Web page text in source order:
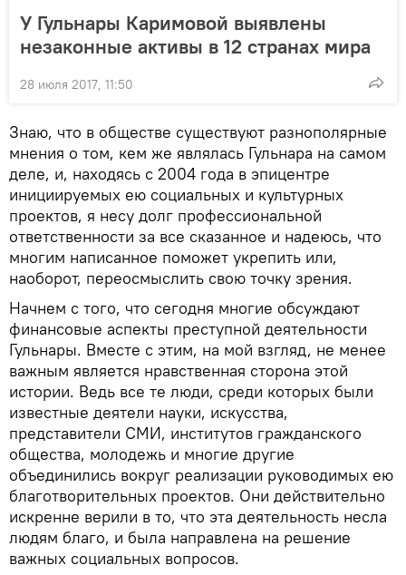
У Гульнары Каримовой выявлены
незаконные активы в 12 странах мира
28 июля 2017, 11:50
Знаю, что в обществе существуют разнополярные
мнения о том, кем же являлась Гульнара на самом
деле, и, находясь с 2004 года в эпицентре
инициируемых ею социальных и культурных
проектов, я несу долг профессиональной
ответственности за все сказанное и надеюсь, что
многим написанное поможет укрепить или,
наоборот, переосмыслить свою точку зрения.
Начнем с того, что сегодня многие обсуждают
финансовые аспекты преступной деятельности
Гульнары. Вместе с этим, на мой взгляд, не менее
важным является нравственная сторона этой
истории. Ведь все те люди, среди которых были
известные деятели науки, искусства,
представители СМИ, институтов гражданского
общества, молодежь и многие другие
объединились вокруг реализации руководимых ею
благотворительных проектов. Они действительно
искренне верили в то, что эта деятельность несла
людям благо, и была направлена на решение
важных социальных вопросов.